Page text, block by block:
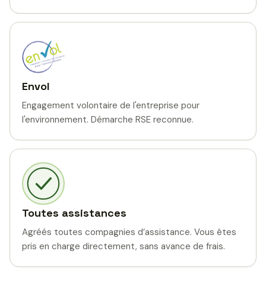
Envol
Engagement volontaire de l'entreprise pour
l'environnement. Démarche RSE reconnue.
Toutes assistances
Agréés toutes compagnies d’assistance. Vous êtes
pris en charge directement, sans avance de frais.